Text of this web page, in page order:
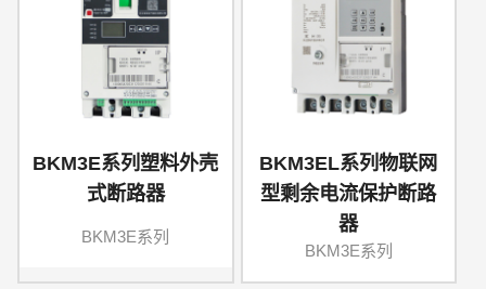
BKM3E系列塑料外壳
式断路器
BKM3E系列
BKM3EL系列物联网
型剩余电流保护断路
器
BKM3E系列